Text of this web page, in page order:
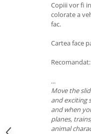
Copiii vor fi
colorate a
fac.
Cartea face
...
Move the
and exciting
and when
planes,
animal